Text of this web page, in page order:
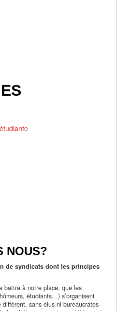
NOUS?
de syndicats dont les principes
battra à notre place, que les
étudiants…) s’organisent
sans élus ni bureaucrates